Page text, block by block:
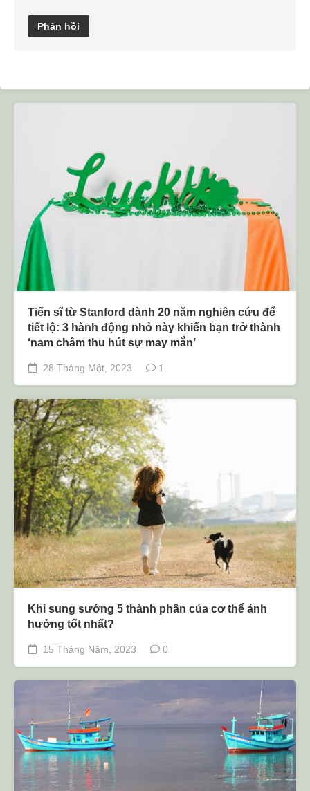
Tiến sĩ từ Stanford dành 20 năm nghiên cứu để
tiết lộ: 3 hành động nhỏ này khiến bạn trở thành
‘nam châm thu hút sự may mắn’
28 Tháng Một, 2023 1
Khi sung sướng 5 thành phần của cơ thể ảnh
hưởng tốt nhất?
15 Tháng Năm, 2023 0